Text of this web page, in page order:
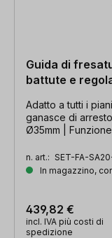
Guida di
battute e
Adatto a tutti i
ganasce di
Ø35mm | Funzione di
n. art.: SET-FA-
In magazzino,
439,82 €
incl. IVA più costi di
spedizione